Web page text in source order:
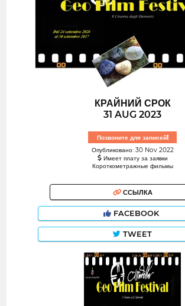
КРАЙНИЙ СРОК
31 AUG 2023
Позвоните для записей!
Опубликовано: 30 Nov 2022
Имеет плату за заявки
Короткометражные фильмы
ССЫЛКА
FACEBOOK
TWEET